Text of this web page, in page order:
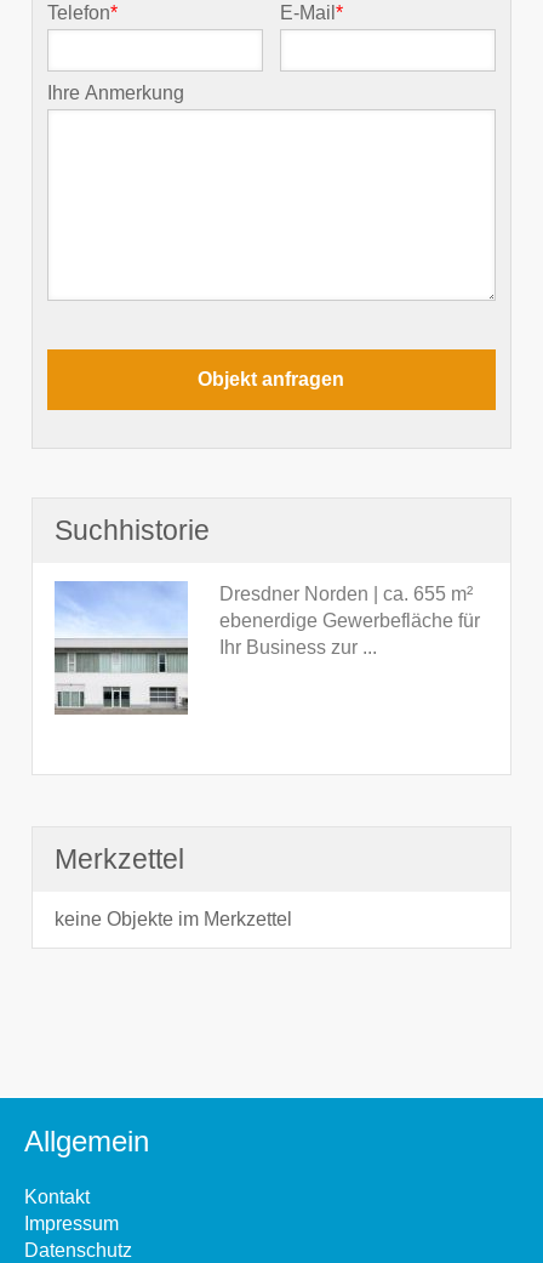
Telefon* E-Mail*
Ihre Anmerkung
Suchhistorie
Dresdner Norden | ca. 655 m²
ebenerdige Gewerbefläche für
Ihr Business zur ...
Merkzettel
keine Objekte im Merkzettel
Allgemein
Kontakt
Impressum
Datenschutz